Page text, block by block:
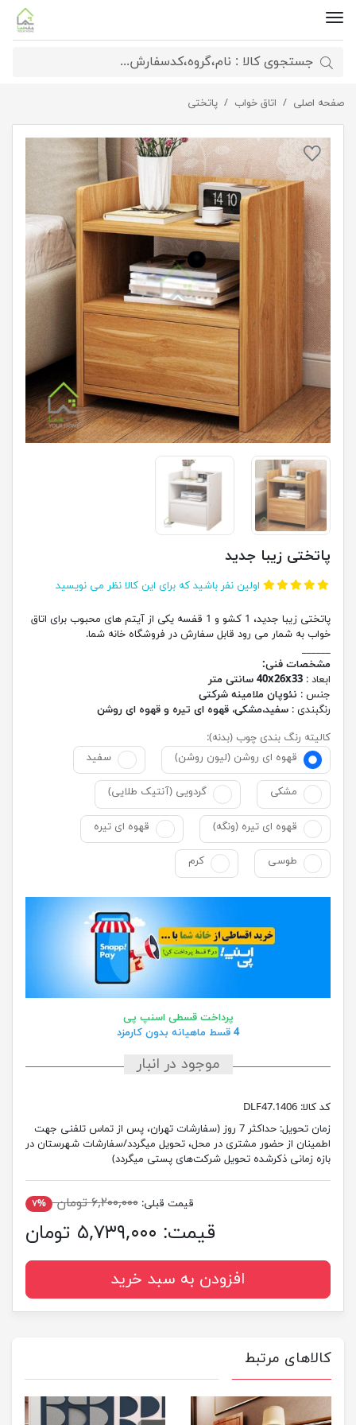
صفحه اصلی اتاق خواب پاتختی پاتختی زیبا جدید
پاتختی زیبا جدید
اولین نفر باشید که برای این کالا نظر می نویسید
پاتختی زیبا جدید، 1 کشو و 1 قفسه یکی از آیتم های محبوب برای اتاق
خواب به شمار می رود قابل سفارش در فروشگاه خانه شما.
______
مشخصات فنی:
ابعاد : 40x26x33 سانتی متر
جنس : نئوپان ملامینه شرکتی
رنگبندی : سفید،مشکی، قهوه ای تیره و قهوه ای روشن
کالیته رنگ بندی چوب (بدنه):
قهوه ای روشن (لیون روشن)
سفید
مشکی گردویی (آنتیک طلایی)
قهوه ای تیره (ونگه) قهوه ای تیره
طوسی کرم
پرداخت قسطی اسنپ پی
4 قسط ماهیانه بدون کارمزد
موجود در انبار
کد کالا: DLF47.1406
زمان تحویل:
حداکثر 7 روز (سفارشات تهران، پس از تماس تلفنی جهت
اطمینان از حضور مشتری در محل، تحویل میگردد/سفارشات شهرستان در
بازه زمانی ذکرشده تحویل شرکت‌های پستی میگردد)
قیمت قبلی: ۶,۲۰۰,۰۰۰ تومان ۷%
قیمت: ۵,۷۳۹,۰۰۰ تومان
افزودن به سبد خرید
کالاهای مرتبط